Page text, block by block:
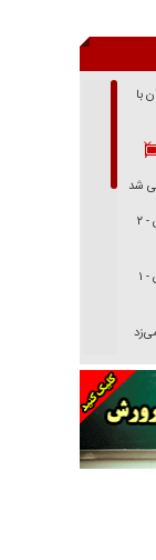
شد